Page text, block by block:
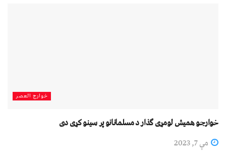
خوارج العصر
خوارجو هميش لومړى ګذار د مسلمانانو پر سينو کړى دى
مې 7, 2023